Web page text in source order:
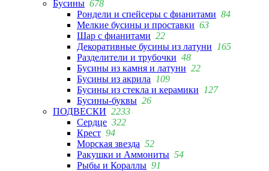
Бусины 678
Рондели и спейсеры с фианитами 84
Мелкие бусины и проставки 63
Шар с фианитами 22
Декоративные бусины из латуни
165
Разделители и трубочки 48
Бусины из камня и латуни 22
Бусины из акрила
109
Бусины из стекла и керамики
127
Бусины-буквы 26
ПОДВЕСКИ 2233
Сердце 322
Крест 94
Морская звезда 52
Ракушки и Аммониты 54
Рыбы и Кораллы 91